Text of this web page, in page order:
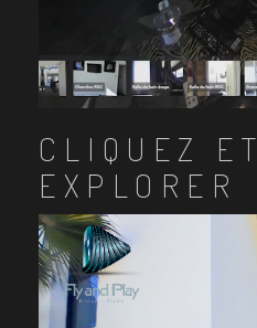
CLIQUEZ ET
EXPLORER